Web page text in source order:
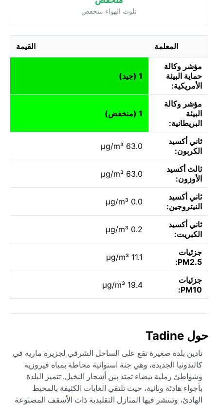
تلوث الهواء منخفض
المعلمة القيمة
مؤشر وكالة
حماية البيئة
الأمريكية:
1 (جيد)
مؤشر وكالة
البيئة
البريطانية:
1 (منخفض)
ثاني أكسيد
الكربون:
63.0 µg/m³
ثالث أكسيد
الأوزون:
63.0 µg/m³
ثاني أكسيد
النيتروجين:
0.0 µg/m³
ثاني أكسيد
الكبريت:
0.2 µg/m³
جزئيات
PM2.5:
11.1 µg/m³
جزئيات
PM10:
19.4 µg/m³
حول Tadine
تادين بلدة صغيرة تقع على الساحل الشرقي لجزيرة ماريه في
كاليدونيا الجديدة، وهي جنة استوائية محاطة بمياه فيروزية
وشواطئ رملية بيضاء تمتد بين أشجار النخيل. تتميز البلدة
بأجواء هادئة ونائية، حيث تلتقي الغابات الكثيفة بالمحيط
الهادئ، وتنتشر فيها المنازل التقليدية ذات الأسقف المصنوعة